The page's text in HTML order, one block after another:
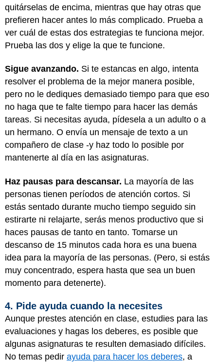
quitárselas de encima, mientras que hay otras que
prefieren hacer antes lo más complicado. Prueba a
ver cuál de estas dos estrategias te funciona mejor.
Prueba las dos y elige la que te funcione.
Sigue avanzando. Si te estancas en algo, intenta
resolver el problema de la mejor manera posible,
pero no le dediques demasiado tiempo para que eso
no haga que te falte tiempo para hacer las demás
tareas. Si necesitas ayuda, pídesela a un adulto o a
un hermano. O envía un mensaje de texto a un
compañero de clase -y haz todo lo posible por
mantenerte al día en las asignaturas.
Haz pausas para descansar. La mayoría de las
personas tienen períodos de atención cortos. Si
estás sentado durante mucho tiempo seguido sin
estirarte ni relajarte, serás menos productivo que si
haces pausas de tanto en tanto. Tomarse un
descanso de 15 minutos cada hora es una buena
idea para la mayoría de las personas. (Pero, si estás
muy concentrado, espera hasta que sea un buen
momento para detenerte).
4. Pide ayuda cuando la necesites
Aunque prestes atención en clase, estudies para las
evaluaciones y hagas los deberes, es posible que
algunas asignaturas te resulten demasiado difíciles.
No temas pedir ayuda para hacer los deberes, a